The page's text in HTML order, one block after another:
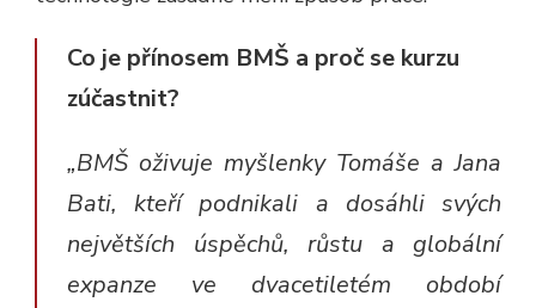
Co je přínosem BMŠ a proč se kurzu
zúčastnit?
„BMŠ oživuje myšlenky Tomáše a Jana
Bati, kteří podnikali a dosáhli svých
největších úspěchů, růstu a globální
expanze ve dvacetiletém období